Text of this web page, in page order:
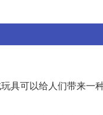
具可以给人们带来一